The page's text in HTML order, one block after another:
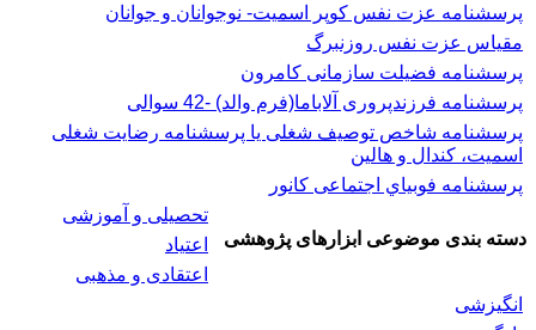
پرسشنامه عزت نفس کوپر اسمیت- نوجوانان و جوانان
مقیاس عزت نفس روزنبرگ
پرسشنامه فضیلت سازمانی کامرون
پرسشنامه فرزندپروری آلاباما(فرم والد) -42 سوالی
پرسشنامه شاخص توصیف شغلی یا پرسشنامه رضایت شغلی
اسميت، كندال و هالين
پرسشنامه فوبياي اجتماعی کانور
دسته بندی موضوعی ابزارهای پژوهشی
تحصیلی و آموزشی
اعتیاد
اعتقادی و مذهبی
انگیزشی